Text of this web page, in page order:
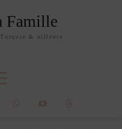
Famille
& ailleurs